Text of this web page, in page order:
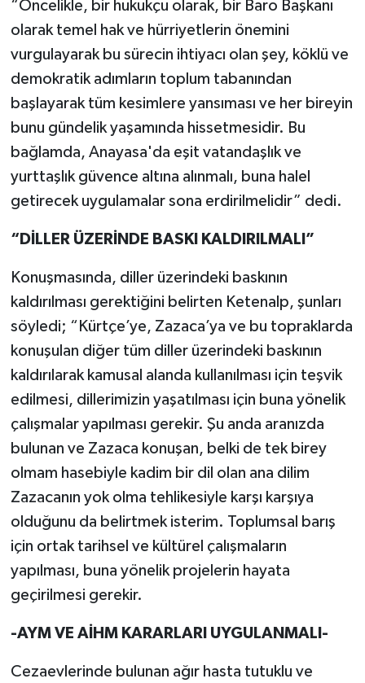
“Öncelikle, bir hukukçu olarak, bir Baro Başkanı
olarak temel hak ve hürriyetlerin önemini
vurgulayarak bu sürecin ihtiyacı olan şey, köklü ve
demokratik adımların toplum tabanından
başlayarak tüm kesimlere yansıması ve her bireyin
bunu gündelik yaşamında hissetmesidir. Bu
bağlamda, Anayasa'da eşit vatandaşlık ve
yurttaşlık güvence altına alınmalı, buna halel
getirecek uygulamalar sona erdirilmelidir” dedi.
“DİLLER ÜZERİNDE BASKI KALDIRILMALI”
Konuşmasında, diller üzerindeki baskının
kaldırılması gerektiğini belirten Ketenalp, şunları
söyledi; “Kürtçe’ye, Zazaca’ya ve bu topraklarda
konuşulan diğer tüm diller üzerindeki baskının
kaldırılarak kamusal alanda kullanılması için teşvik
edilmesi, dillerimizin yaşatılması için buna yönelik
çalışmalar yapılması gerekir. Şu anda aranızda
bulunan ve Zazaca konuşan, belki de tek birey
olmam hasebiyle kadim bir dil olan ana dilim
Zazacanın yok olma tehlikesiyle karşı karşıya
olduğunu da belirtmek isterim. Toplumsal barış
için ortak tarihsel ve kültürel çalışmaların
yapılması, buna yönelik projelerin hayata
geçirilmesi gerekir.
-AYM VE AİHM KARARLARI UYGULANMALI-
Cezaevlerinde bulunan ağır hasta tutuklu ve